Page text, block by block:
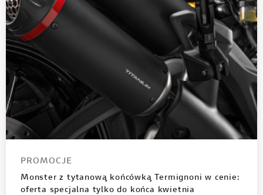
PROMOCJE
Monster z tytanową końcówką Termignoni w cenie:
oferta specjalna tylko do końca kwietnia